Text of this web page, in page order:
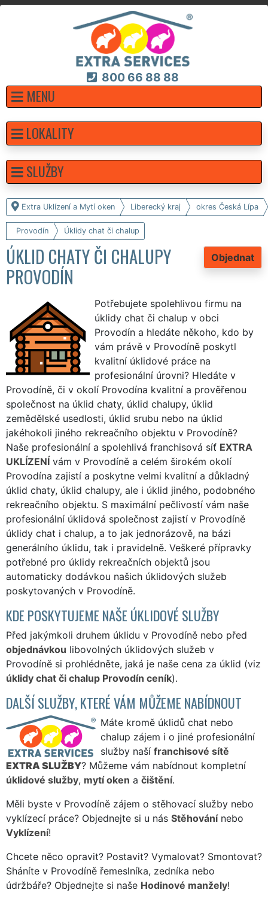
800 66 88 88
MENU
Extra Uklízení a Mytí oken Liberecký kraj okres Česká Lípa
Provodín Úklidy chat či chalup
Objednat
ÚKLID CHATY ČI CHALUPY
PROVODÍN
Potřebujete spolehlivou firmu na
úklidy chat či chalup v obci
Provodín a hledáte někoho, kdo by
vám právě v Provodíně poskytl
kvalitní úklidové práce na
profesionální úrovni? Hledáte v
Provodíně, či v okolí Provodína kvalitní a prověřenou
společnost na úklid chaty, úklid chalupy, úklid
zemědělské usedlosti, úklid srubu nebo na úklid
jakéhokoli jiného rekreačního objektu v Provodíně?
Naše profesionální a spolehlivá franchisová síť EXTRA
UKLÍZENÍ vám v Provodíně a celém širokém okolí
Provodína zajistí a poskytne velmi kvalitní a důkladný
úklid chaty, úklid chalupy, ale i úklid jiného, podobného
rekreačního objektu. S maximální pečlivostí vám naše
profesionální úklidová společnost zajistí v Provodíně
úklidy chat i chalup, a to jak jednorázově, na bázi
generálního úklidu, tak i pravidelně. Veškeré přípravky
potřebné pro úklidy rekreačních objektů jsou
automaticky dodávkou našich úklidových služeb
poskytovaných v Provodíně.
KDE POSKYTUJEME NAŠE ÚKLIDOVÉ SLUŽBY
Před jakýmkoli druhem úklidu v Provodíně nebo před
objednávkou libovolných úklidových služeb v
Provodíně si prohlédněte, jaká je naše cena za úklid (viz
úklidy chat či chalup Provodín ceník).
DALŠÍ SLUŽBY, KTERÉ VÁM MŮŽEME NABÍDNOUT
Máte kromě úklidů chat nebo
chalup zájem i o jiné profesionální
služby naší franchisové sítě
EXTRA SLUŽBY? Můžeme vám nabídnout kompletní
úklidové služby, mytí oken a čištění.
Měli byste v Provodíně zájem o stěhovací služby nebo
vyklízecí práce? Objednejte si u nás Stěhovánínebo
Vyklízení!
Chcete něco opravit? Postavit? Vymalovat? Smontovat?
Sháníte v Provodíně řemeslníka, zedníka nebo
údržbáře? Objednejte si naše Hodinové manžely!
LOKALITY
SLUŽBY